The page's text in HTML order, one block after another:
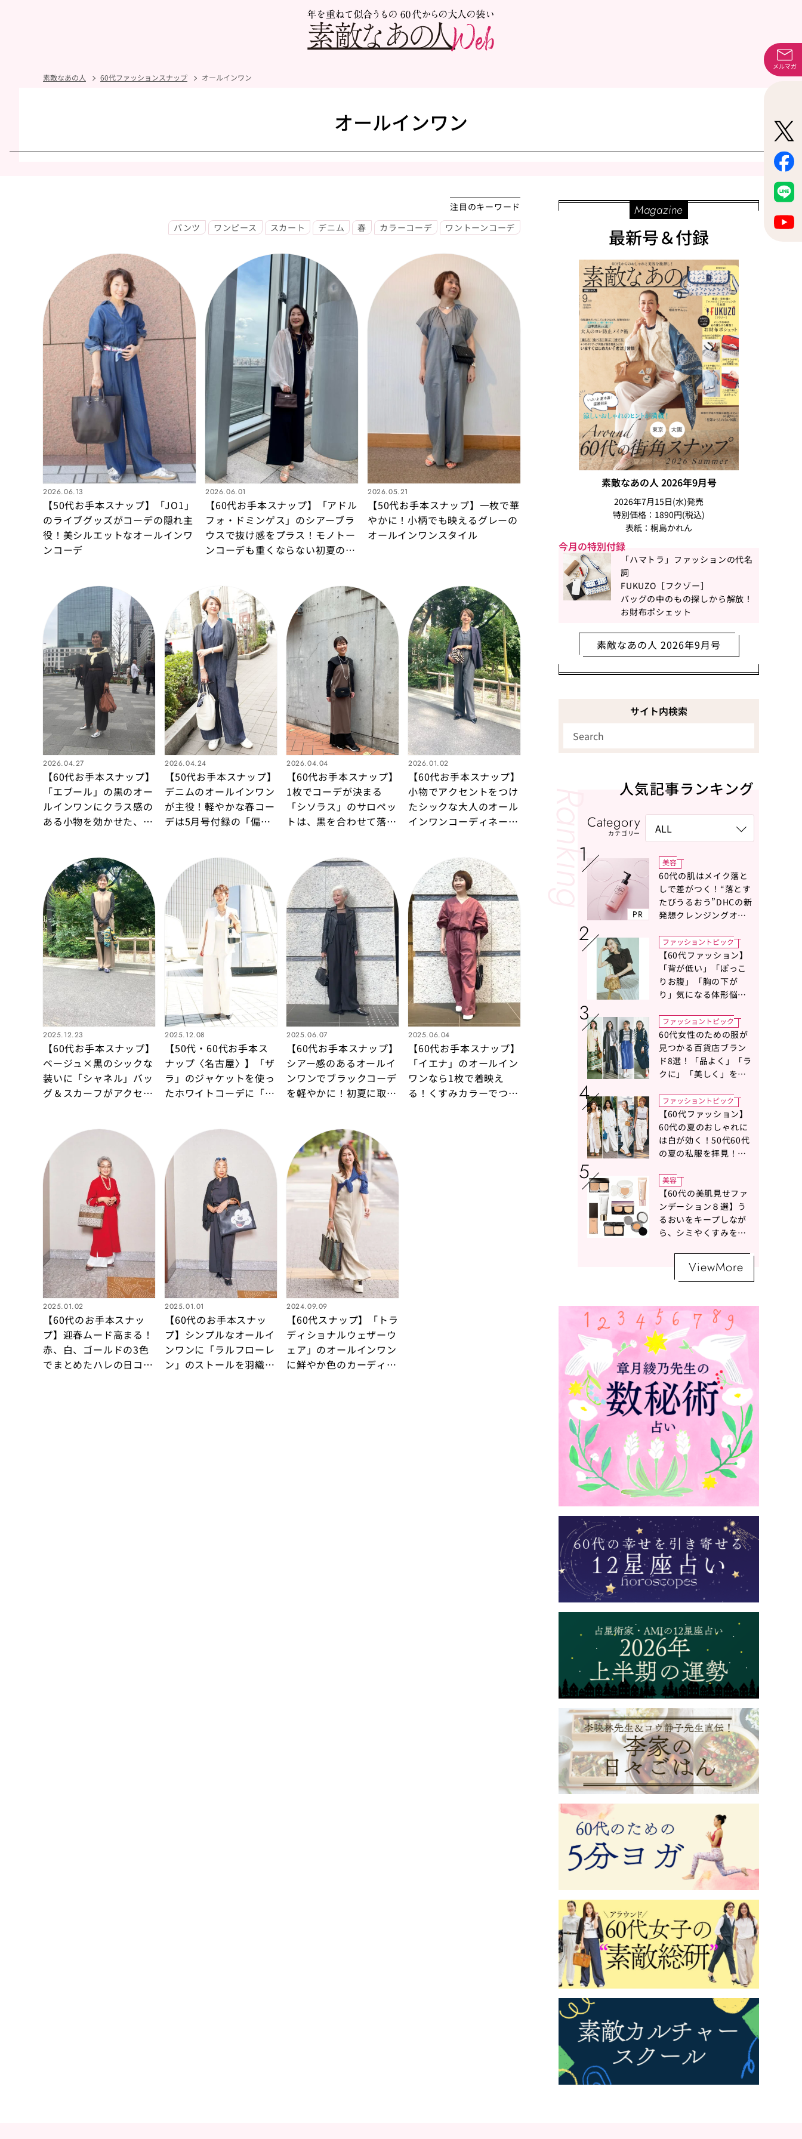
素敵なあの人 60代ファッションスナップ オールインワン
オールインワン
注目のキーワード
パンツ
ワンピース スカート デニム 春 カラーコーデ ワントーンコーデ
2026.06.13
【50代お手本スナップ】「JO1」
のライブグッズがコーデの隠れ主
役！美シルエットなオールインワ
ンコーデ
2026.06.01
【60代お手本スナップ】「アドル
フォ・ドミンゲス」のシアーブラ
ウスで抜け感をプラス！モノトー
ンコーデも重くならない初夏のエ
2026.05.21
【50代お手本スナップ】一枚で華
やかに！小柄でも映えるグレーの
オールインワンスタイル
2026.04.27
【60代お手本スナップ】
「エブール」の黒のオー
ルインワンにクラス感の
ある小物を効かせた、洗
2026.04.24
【50代お手本スナップ】
デニムのオールインワン
が主役！軽やかな春コー
デは5月号付録の「偏光
2026.04.04
【60代お手本スナップ】
1枚でコーデが決まる
「シソラス」のサロペッ
トは、黒を合わせて落ち
2026.01.02
【60代お手本スナップ】
小物でアクセントをつけ
たシックな大人のオール
インワンコーディネート
2025.12.23
【60代お手本スナップ】
ベージュ×黒のシックな
装いに「シャネル」バッ
グ＆スカーフがアクセン
2025.12.08
【50代・60代お手本ス
ナップ〈名古屋〉】「ザ
ラ」のジャケットを使っ
たホワイトコーデに「シ
2025.06.07
【60代お手本スナップ】
シアー感のあるオールイ
ンワンでブラックコーデ
を軽やかに！初夏に取り
2025.06.04
【60代お手本スナップ】
「イエナ」のオールイン
ワンなら1枚で着映え
る！くすみカラーでつく
2025.01.02
【60代のお手本スナッ
プ】迎春ムード高まる！
赤、白、ゴールドの3色
でまとめたハレの日コー
2025.01.01
【60代のお手本スナッ
プ】シンプルなオールイ
ンワンに「ラルフローレ
ン」のストールを羽織っ
2024.09.09
【60代スナップ】「トラ
ディショナルウェザーウ
ェア」のオールインワン
に鮮やか色のカーディガ
Magazine
最新号＆付録
素敵なあの人 2026年9月号
2026年7月15日(水)発売
特別価格：1890円(税込)
表紙：桐島かれん
今月の特別付録
「ハマトラ」ファッションの代名
詞
FUKUZO［フクゾー］
バッグの中のもの探しから解放！
お財布ポシェット
素敵なあの人 2026年9月号
サイト内検索
人気記事ランキング
Category
カテゴリー
PR
美容
60代の肌はメイク落と
しで差がつく！“落とす
たびうるおう”DHCの新
発想クレンジングオイ
ファッショントピック
【60代ファッション】
「背が低い」「ぽっこ
りお腹」「胸の下が
り」気になる体形悩み
の選び方〉をスタイリ
スト地曳いく子さんが
アドバイス！
ファッショントピック
60代女性のための服が
見つかる百貨店ブラン
ド8選！「品よく」「ラ
クに」「美しく」を叶
ファッショントピック
【60代ファッション】
60代の夏のおしゃれに
は白が効く！50代60代
の夏の私服を拝見！白
の魔術】
美容
【60代の美肌見せファ
ンデーション８選】う
るおいをキープしなが
ら、シミやくすみをナ
ViewMore
メルマガ